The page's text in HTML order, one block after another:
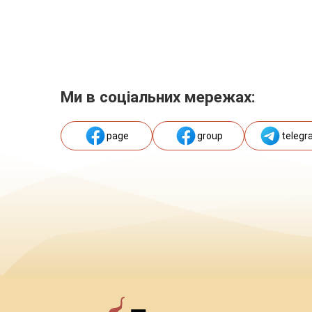
Ми в соціальних мережах:
page group